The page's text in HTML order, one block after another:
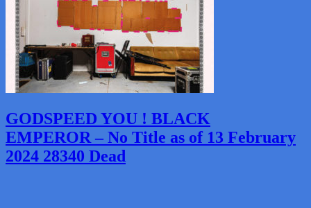
GODSPEED YOU ! BLACK
EMPEROR – No Title as of 13 February
2024 28340 Dead